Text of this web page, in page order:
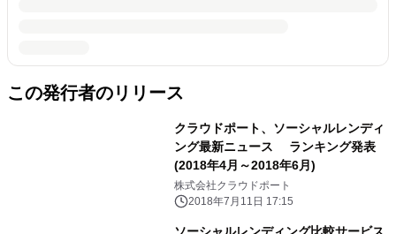
この発行者のリリース
クラウドポート、ソーシャルレンディ
ング最新ニュース ランキング発表
(2018年4月～2018年6月)
株式会社クラウドポート
2018年7月11日 17:15
ソーシャルレンディング比較サービス